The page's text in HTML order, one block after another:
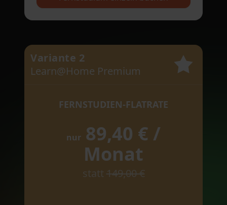
Variante 2
Learn@Home Premium
FERNSTUDIEN-FLATRATE
nur 89,40 € /
Monat
statt 149,00 €